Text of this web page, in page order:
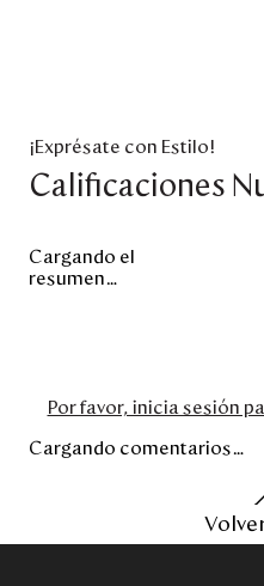
¡Exprésate con Estilo!
Calificaciones
Cargando el
resumen…
Por favor, inicia sesión
Cargando comentarios…